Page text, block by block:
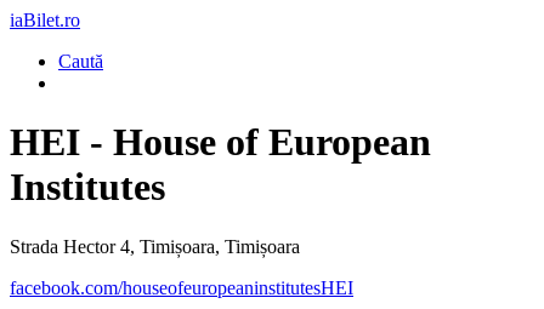
iaBilet.ro
Caută
HEI - House of European
Institutes
Strada Hector 4, Timișoara, Timișoara
facebook.com/houseofeuropeaninstitutesHEI